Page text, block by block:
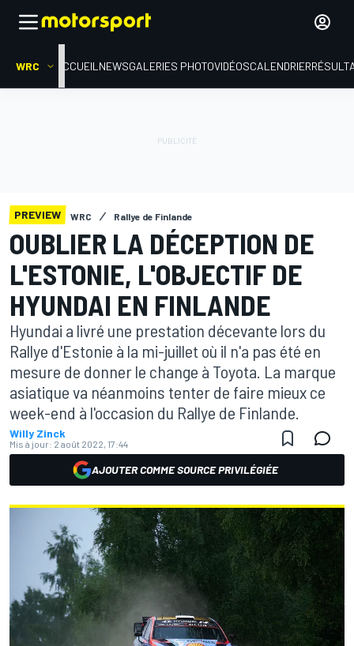
WRC ACCUEIL NEWSGALERIES PHOTOVIDÉOSCALENDRIER
PREVIEW WRC Rallye de Finlande
OUBLIER LA DÉCEPTION DE
L'ESTONIE, L'OBJECTIF DE
HYUNDAI EN FINLANDE
Hyundai a livré une prestation décevante lors du
Rallye d'Estonie à la mi-juillet où il n'a pas été en
mesure de donner le change à Toyota. La marque
asiatique va néanmoins tenter de faire mieux ce
week-end à l'occasion du Rallye de Finlande.
Willy Zinck
Mis à jour: 2 août 2022, 17:44
AJOUTER COMME SOURCE PRIVILÉGIÉE